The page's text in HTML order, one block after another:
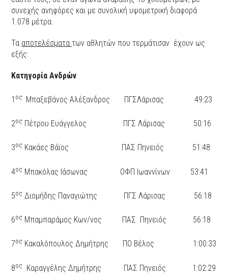
συνεχής ανηφόρες και με συνολική υψομετρική διαφορά
1.078 μέτρα.
Τα αποτελέσματατων αθλητών που τερμάτισαν έχουν ως
εξής:
Κατηγορία Ανδρών
1 ος Μπαξεβάνος Αλέξανδρος ΠΓΣΛάρισας 49:23
2ος Πέτρου Ευάγγελος ΠΓΣ Λάρισας 50:16
3ος Κακάες Βάϊος ΠΑΣ Πηνειός 51:48
4ος Μπακόλας Ιάσωνας ΟΦΠ Ιωαννίνων 53:41
5ος Διομήδης Παναγιώτης ΠΓΣ Λάρισας 56:18
6ος Μπαμπαράμος Κων/νος ΠΑΣ Πηνειός 56:18
7ος Κακαλόπουλος Δημήτρης ΠΟ Βέλος 1:00:33
8ος Καραγγέλης Δημήτρης ΠΑΣ Πηνειός 1:02:29